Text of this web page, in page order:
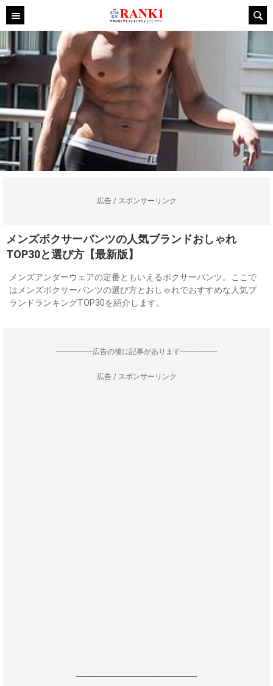
広告 / スポンサーリンク
メンズボクサーパンツの人気ブランドおしゃれ
TOP30と選び方【最新版】
メンズアンダーウェアの定番ともいえるボクサーパンツ。ここで
はメンズボクサーパンツの選び方とおしゃれでおすすめな人気ブ
ランドランキングTOP30を紹介します。
--------------------広告の後に記事があります--------------------
広告 / スポンサーリンク
------------------------------------------------------------------